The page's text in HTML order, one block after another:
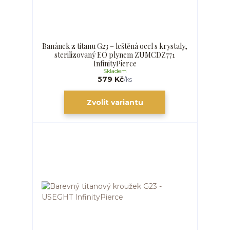
Banánek z titanu G23 – leštěná ocel s krystaly,
sterilizovaný EO plynem ZUMCDZ771
InfinityPierce
579 Kč/ks
Skladem
Zvolit variantu